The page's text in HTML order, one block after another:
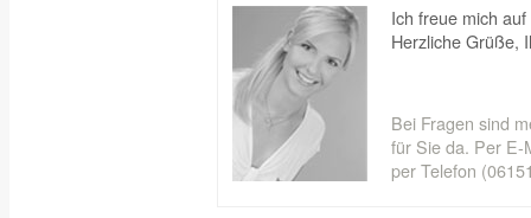
Ich freue mich auf
Herzliche Grüße,
Bei Fragen sind
für Sie da. Per E-
per Telefon